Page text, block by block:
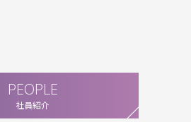
PEOPLE
社員紹介